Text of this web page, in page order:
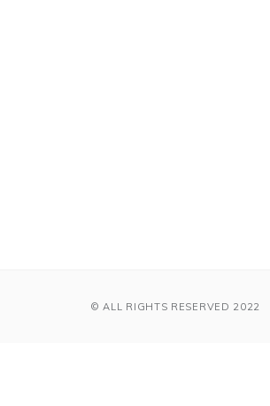
© ALL RIGHTS RESERVED 2022